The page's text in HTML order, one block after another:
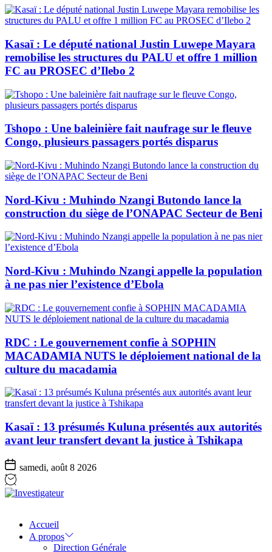
Kasaï : Le député national Justin Luwepe Mayara
remobilise les structures du PALU et offre 1 million
FC au PROSEC d’Ilebo 2
Tshopo : Une baleinière fait naufrage sur le fleuve
Congo, plusieurs passagers portés disparus
Nord-Kivu : Muhindo Nzangi Butondo lance la
construction du siège de l’ONAPAC Secteur de Beni
Nord-Kivu : Muhindo Nzangi appelle la population
à ne pas nier l’existence d’Ebola
RDC : Le gouvernement confie à SOPHIN
MACADAMIA NUTS le déploiement national de la
culture du macadamia
Kasaï : 13 présumés Kuluna présentés aux autorités
avant leur transfert devant la justice à Tshikapa
samedi, août 8 2026
Accueil
A propos
Direction Générale